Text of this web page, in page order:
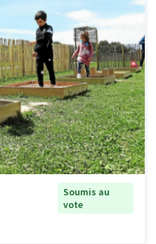
Soumis au
vote